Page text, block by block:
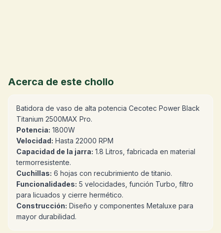
Acerca de este chollo
Batidora de vaso de alta potencia Cecotec Power Black
Titanium 2500MAX Pro.
Potencia: 1800W
Velocidad: Hasta 22000 RPM
Capacidad de la jarra: 1.8 Litros, fabricada en material
termorresistente.
Cuchillas: 6 hojas con recubrimiento de titanio.
Funcionalidades: 5 velocidades, función Turbo, filtro
para licuados y cierre hermético.
Construcción: Diseño y componentes Metaluxe para
mayor durabilidad.